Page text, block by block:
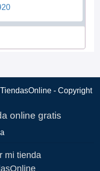
- Copyright
online gratis
mi tienda